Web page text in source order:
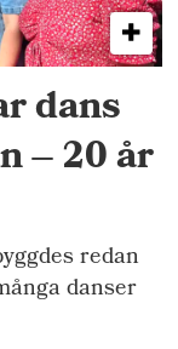
dans
– 20 år
redan
danser